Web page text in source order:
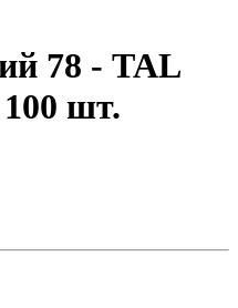
78 - TAL
шт.